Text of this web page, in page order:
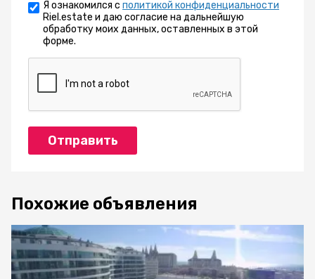
Я ознакомился с политикой конфиденциальности
Riel.estate и даю согласие на дальнейшую
обработку моих данных, оставленных в этой
форме.
Отправить
Похожие объявления